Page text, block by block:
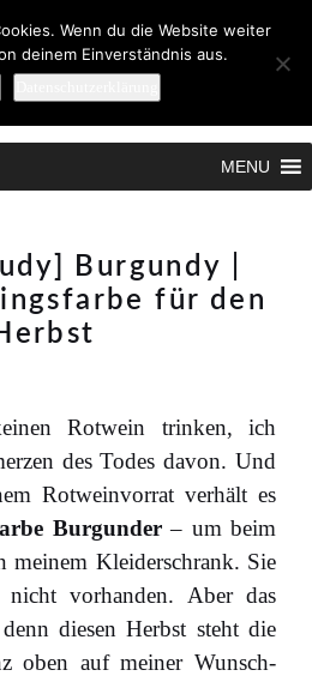
MENU
Burgundy |
für den
Rotwein trinken, ich
des Todes davon. Und
Rotweinvorrat verhält es
Burgunder– um beim
meinem Kleiderschrank. Sie
vorhanden. Aber das
diesen Herbst steht die
oben auf meiner Wunsch-
Wenn du die Website weiter
deinem Einverständnis aus.